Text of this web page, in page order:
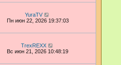
YuraTV
Пн июн 22, 2026 19:37:03
TrexREXX
Вс июн 21, 2026 10:48:19